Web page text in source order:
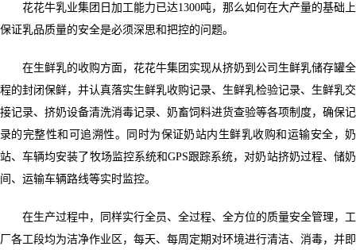
花花牛乳业集团日加工能力已达1300吨，那么如何在大产量的基础上
保证乳品质量的安全是必须深思和把控的问题。
在生鲜乳的收购方面，花花牛集团实现从挤奶到公司生鲜乳储存罐全
程的封闭保鲜，并认真落实生鲜乳收购记录、生鲜乳检验记录、生鲜乳交
接记录、挤奶设备清洗消毒记录、奶畜饲料进货查验等各项制度，确保记
录的完整性和可追溯性。同时为保证奶站内生鲜乳收购和运输安全，奶
站、车辆均安装了牧场监控系统和GPS跟踪系统，对奶站挤奶过程、储奶
间、运输车辆路线等实时监控。
在生产过程中，同样实行全员、全过程、全方位的质量安全管理，工
厂各工段均为洁净作业区，每天、每周定期对环境进行清洁、消毒，并即